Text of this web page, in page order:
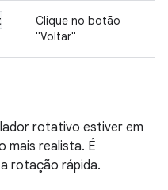
Clique no botão
"Voltar"
rotativo estiver em
mais realista. É
rotação rápida.